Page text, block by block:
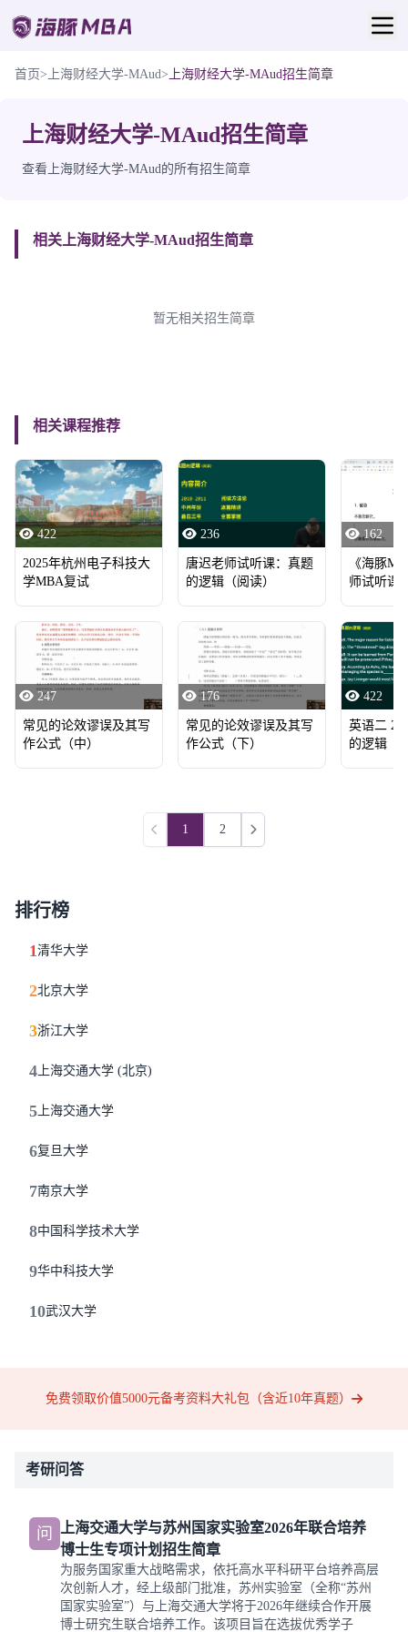
首页> 上海财经大学-MAud> 上海财经大学-MAud招生简章
上海财经大学-MAud招生简章
查看上海财经大学-MAud的所有招生简章
相关上海财经大学-MAud招生简章
暂无相关招生简章
相关课程推荐
422
2025年杭州电子科技大
学MBA复试
236
唐迟老师试听课：真题
的逻辑（阅读）
162
《海豚
师试听课
247
常见的论效谬误及其写
作公式（中）
176
常见的论效谬误及其写
作公式（下）
422
英语二
的逻辑（
上一页
1 2
下一页
排行榜
1清华大学
2北京大学
3浙江大学
4 上海交通大学 (北京)
5 上海交通大学
6复旦大学
7南京大学
8中国科学技术大学
9华中科技大学
10武汉大学
免费领取价值5000元备考资料大礼包（含近10年真题）
考研问答
问
上海交通大学与苏州国家实验室2026年联合培养
博士生专项计划招生简章
为服务国家重大战略需求，依托高水平科研平台培养高层
次创新人才，经上级部门批准，苏州实验室（全称“苏州
国家实验室”）与上海交通大学将于2026年继续合作开展
博士研究生联合培养工作。该项目旨在选拔优秀学子